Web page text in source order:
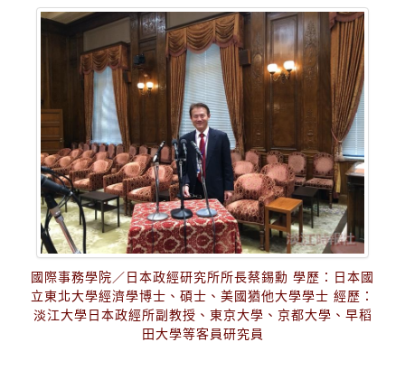
國際事務學院／日本政經研究所所長蔡錫勳 學歷：日本國
立東北大學經濟學博士、碩士、美國猶他大學學士 經歷：
淡江大學日本政經所副教授、東京大學、京都大學、早稻
田大學等客員研究員